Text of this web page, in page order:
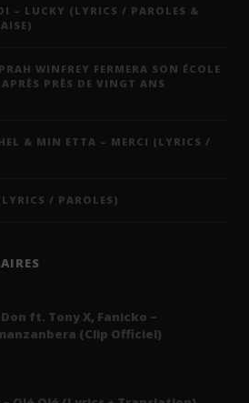
– LUCKY (LYRICS / PAROLES &
WINFREY FERMERA SON ÉCOLE
PRÈS DE VINGT ANS
& MIN ETTA – MERCI (LYRICS /
/ PAROLES)
ft. Tony X, Fanicko –
(Clip Officiel)